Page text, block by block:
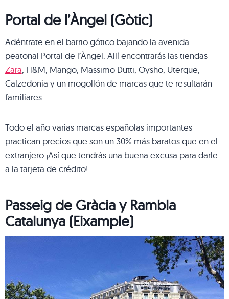
Portal de l’Àngel (Gòtic)
Adéntrate en el barrio gótico bajando la avenida
peatonal Portal de l’Àngel. Allí encontrarás las tiendas
Zara, H&M, Mango, Massimo Dutti, Oysho, Uterque,
Calzedonia y un mogollón de marcas que te resultarán
familiares.
Todo el año varias marcas españolas importantes
practican precios que son un 30% más baratos que en el
extranjero ¡Así que tendrás una buena excusa para darle
a la tarjeta de crédito!
Passeig de Gràcia y Rambla
Catalunya (Eixample)